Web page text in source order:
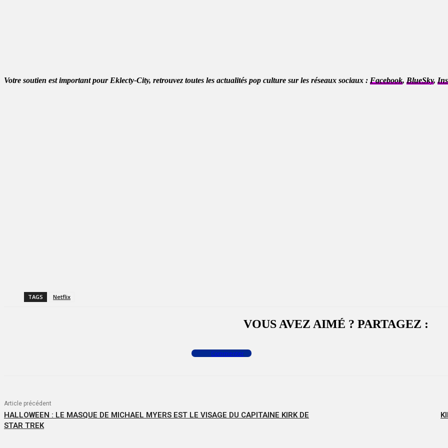
Votre soutien est important pour Eklecty-City, retrouvez toutes les actualités pop culture sur les réseaux sociaux : Facebook, BlueSky,
TAGS Netflix
VOUS AVEZ AIMÉ ? PARTAGEZ :
Commenter
Article précédent
HALLOWEEN : LE MASQUE DE MICHAEL MYERS EST LE VISAGE DU CAPITAINE KIRK DE
STAR TREK